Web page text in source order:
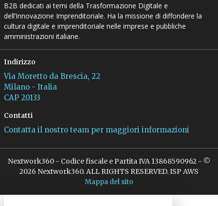
B2B dedicati ai temi della Trasformazione Digitale e
dell’Innovazione Imprenditoriale. Ha la missione di diffondere la
cultura digitale e imprenditoriale nelle imprese e pubbliche
amministrazioni italiane.
Indirizzo
Via Moretto da Brescia, 22
Milano - Italia
CAP 20133
Contatti
Contatta il nostro team per maggiori informazioni
Nextwork360 - Codice fiscale e Partita IVA 13868590962 - ©
2026 Nextwork360. ALL RIGHTS RESERVED. ISP AWS
Mappa del sito